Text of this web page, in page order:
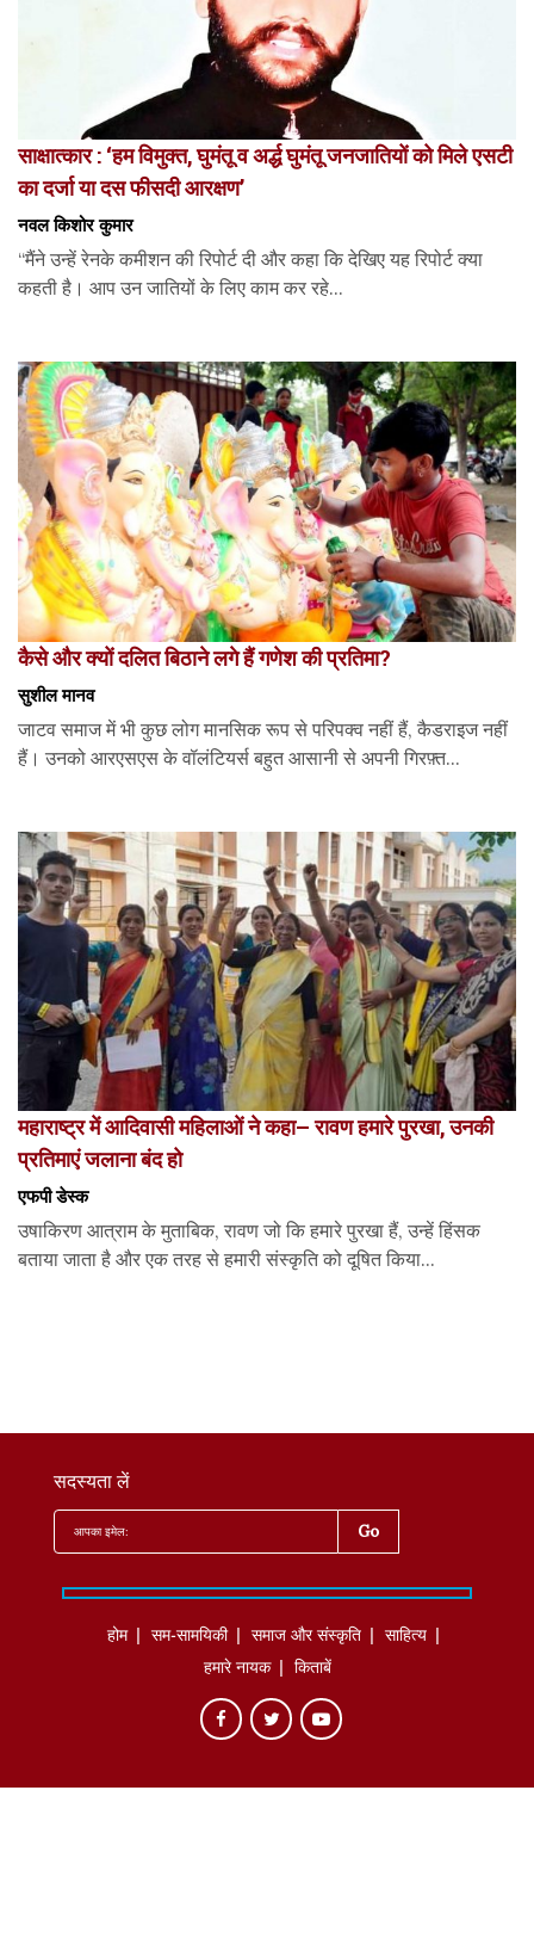
साक्षात्कार : ‘हम विमुक्त, घुमंतू व अर्द्ध घुमंतू जनजातियों को मिले एसटी
का दर्जा या दस फीसदी आरक्षण’
नवल किशोर कुमार
“मैंने उन्हें रेनके कमीशन की रिपोर्ट दी और कहा कि देखिए यह रिपोर्ट क्या
कहती है। आप उन जातियों के लिए काम कर रहे...
कैसे और क्यों दलित बिठाने लगे हैं गणेश की प्रतिमा?
सुशील मानव
जाटव समाज में भी कुछ लोग मानसिक रूप से परिपक्व नहीं हैं, कैडराइज नहीं
हैं। उनको आरएसएस के वॉलंटियर्स बहुत आसानी से अपनी गिरफ़्त...
महाराष्ट्र में आदिवासी महिलाओं ने कहा– रावण हमारे पुरखा, उनकी
प्रतिमाएं जलाना बंद हो
एफपी डेस्‍क
उषाकिरण आत्राम के मुताबिक, रावण जो कि हमारे पुरखा हैं, उन्हें हिंसक
बताया जाता है और एक तरह से हमारी संस्कृति को दूषित किया...
सदस्यता लें
होम सम-सामयिकी समाज और संस्कृति
साहित्‍य
हमारे नायक
किताबें